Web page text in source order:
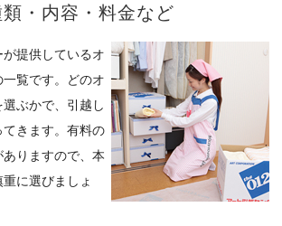
・内容・料金など
提供しているオ
覧です。どのオ
ぶかで、引越し
きます。有料の
りますので、本
に選びましょ